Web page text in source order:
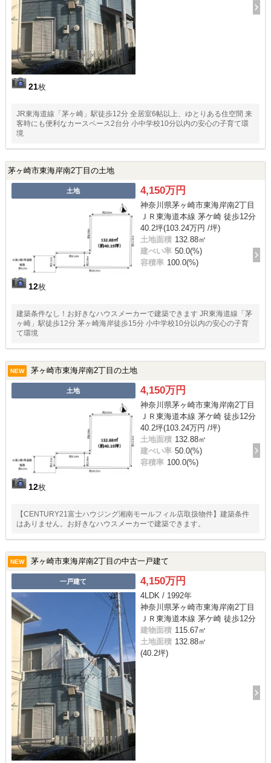
21枚
JR東海道線「茅ヶ崎」駅徒歩12分 全居室6帖以上、ゆとりある住空間 来
客時にも便利なカースペース2台分 小中学校10分以内の安心の子育て環
境
茅ヶ崎市東海岸南2丁目の土地
土地
12枚
4,150万円
神奈川県茅ヶ崎市東海岸南2丁目
ＪＲ東海道本線 茅ケ崎 徒歩12分
40.2坪(103.24万円 /坪)
土地面積 132.88㎡
建ぺい率 50.0(%)
容積率 100.0(%)
建築条件なし！お好きなハウスメーカーで建築できます JR東海道線「茅
ヶ崎」駅徒歩12分 茅ヶ崎海岸徒歩15分 小中学校10分以内の安心の子育
て環境
NEW 茅ヶ崎市東海岸南2丁目の土地
土地
12枚
4,150万円
神奈川県茅ヶ崎市東海岸南2丁目
ＪＲ東海道本線 茅ケ崎 徒歩12分
40.2坪(103.24万円 /坪)
土地面積 132.88㎡
建ぺい率 50.0(%)
容積率 100.0(%)
【CENTURY21富士ハウジング湘南モールフィル店取扱物件】建築条件
はありません。お好きなハウスメーカーで建築できます。
NEW 茅ヶ崎市東海岸南2丁目の中古一戸建て
一戸建て 4,150万円
4LDK / 1992年
神奈川県茅ヶ崎市東海岸南2丁目
ＪＲ東海道本線 茅ケ崎 徒歩12分
建物面積 115.67㎡
土地面積 132.88㎡
(40.2坪)